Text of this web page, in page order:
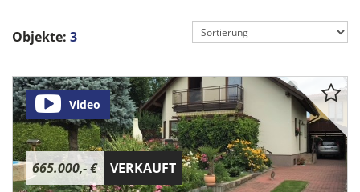
Objekte: 3
665.000,- € VERKAUFT
Video